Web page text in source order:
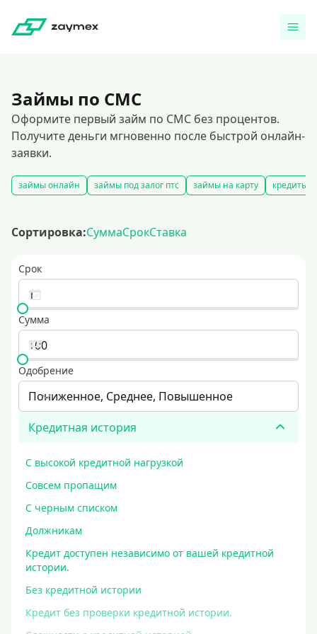
Займы по СМС
Оформите первый займ по СМС без процентов.
Получите деньги мгновенно после быстрой онлайн-
заявки.
займы онлайн займы под залог птс займы на карту кредиты
Сортировка:СуммаСрокСтавка
Срок
Сумма
Одобрение
Пониженное, Среднее, Повышенное
Кредитная история
С высокой кредитной нагрузкой
Совсем пропащим
С черным списком
Должникам
Кредит доступен независимо от вашей кредитной
истории.
Без кредитной истории
Кредит без проверки кредитной истории.